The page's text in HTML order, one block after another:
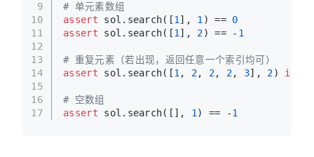
9
10
11
12
13
14
15
16
17
# 单元素数组
assert sol.search([1], 1) == 0
assert sol.search([1], 2) == - 1
# 重复元素（若出现，返回任意一个索引均可）
assert sol.search([1, 2, 2, 2, 3], 2) in
# 空数组
assert sol.search([], 1) == -1